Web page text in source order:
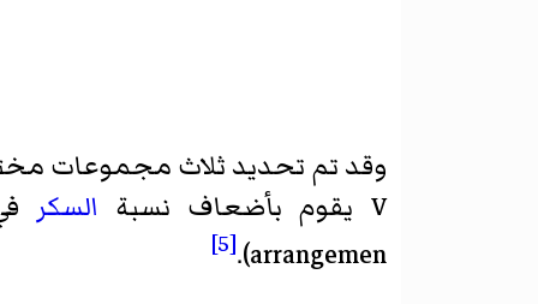
وقد تم تحديد ثلاث مجموعات
V يقوم بأضعاف نسبة
السكر
arrangemen).
[5]